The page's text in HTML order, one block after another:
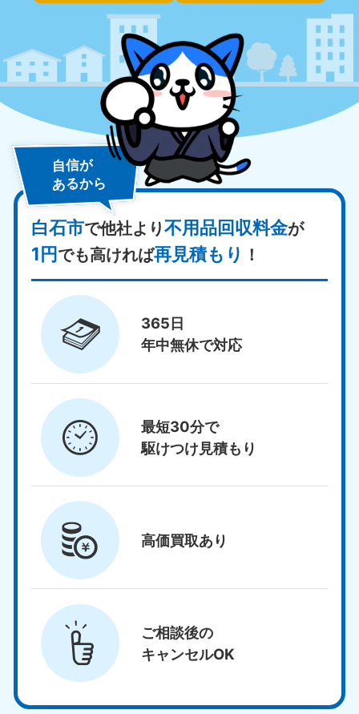
自信が
あるから
白石市で他社より不用品回収料金が
1円でも高ければ再見積もり ！
365日
年中無休で対応
最短30分で
駆けつけ見積もり
高価買取あり
ご相談後の
キャンセルOK